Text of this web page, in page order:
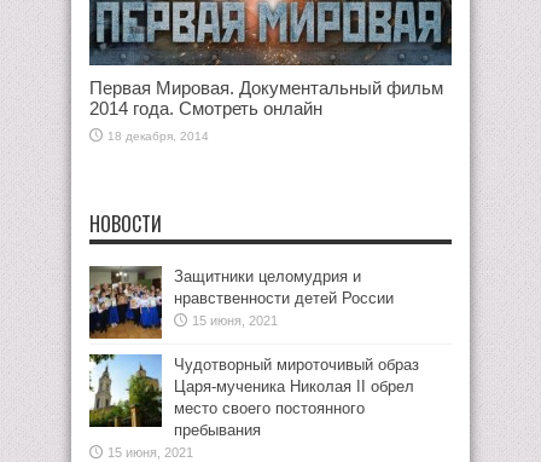
Первая Мировая. Документальный фильм
2014 года. Смотреть онлайн
18 декабря, 2014
НОВОСТИ
Защитники целомудрия и
нравственности детей России
15 июня, 2021
Чудотворный мироточивый образ
Царя-мученика Николая II обрел
место своего постоянного
пребывания
15 июня, 2021